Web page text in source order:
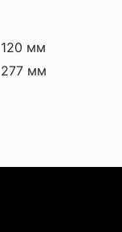
120 мм
277 мм